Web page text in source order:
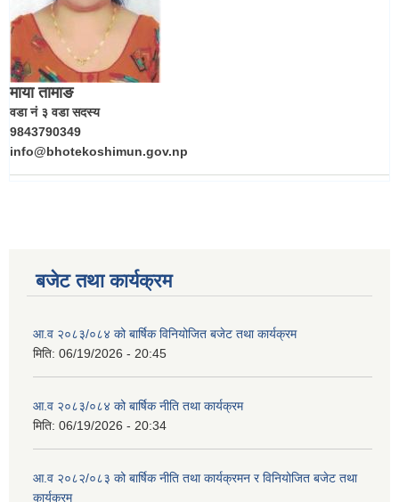
माया तामाङ
वडा नं ३ वडा सदस्य
9843790349
info@bhotekoshimun.gov.np
बजेट तथा कार्यक्रम
आ.व २०८३/०८४ को बार्षिक विनियोजित बजेट तथा कार्यक्रम
मिति: 06/19/2026 - 20:45
आ.व २०८३/०८४ को बार्षिक नीति तथा कार्यक्रम
मिति: 06/19/2026 - 20:34
आ.व २०८२/०८३ को बार्षिक नीति तथा कार्यक्रमन र विनियोजित बजेट तथा
कार्यक्रम